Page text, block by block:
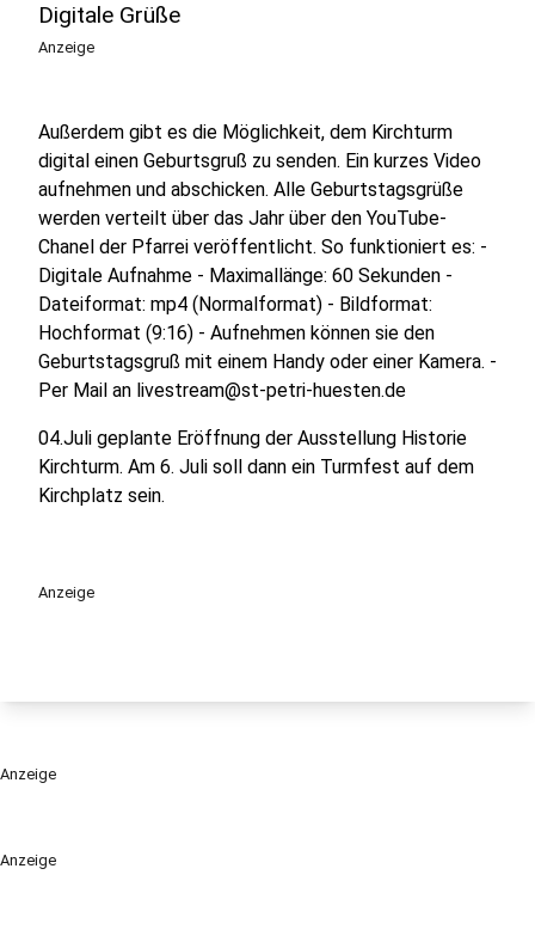
Anzeige
Digitale Grüße
Anzeige
Außerdem gibt es die Möglichkeit, dem Kirchturm
digital einen Geburtsgruß zu senden. Ein kurzes Video
aufnehmen und abschicken. Alle Geburtstagsgrüße
werden verteilt über das Jahr über den YouTube-
Chanel der Pfarrei veröffentlicht. So funktioniert es: -
Digitale Aufnahme - Maximallänge: 60 Sekunden -
Dateiformat: mp4 (Normalformat) - Bildformat:
Hochformat (9:16) - Aufnehmen können sie den
Geburtstagsgruß mit einem Handy oder einer Kamera. -
Per Mail an livestream@st-petri-huesten.de
04.Juli geplante Eröffnung der Ausstellung Historie
Kirchturm. Am 6. Juli soll dann ein Turmfest auf dem
Kirchplatz sein.
Anzeige
Anzeige